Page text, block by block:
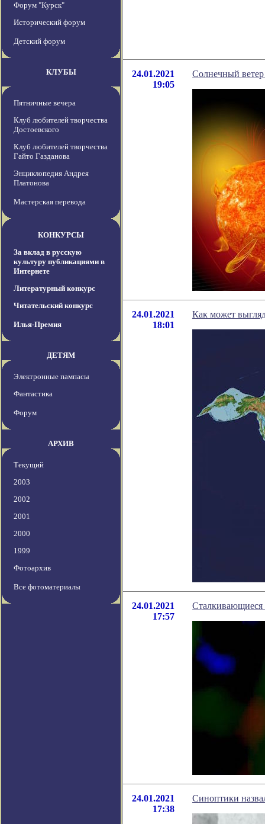
Форум "Курск"
Исторический форум
Детский форум
КЛУБЫ
Пятничные вечера
Клуб любителей творчества
Достоевского
Клуб любителей творчества
Гайто Газданова
Энциклопедия Андрея
Платонова
Мастерская перевода
КОНКУРСЫ
За вклад в русскую
культуру публикациями в
Интернете
Литературный конкурс
Читательский конкурс
Илья-Премия
ДЕТЯМ
Электронные пампасы
Фантастика
Форум
АРХИВ
Текущий
2003
2002
2001
2000
1999
Фотоархив
Все фотоматериалы
24.01.2021
19:05
Солнечный
24.01.2021
18:01
Как может
24.01.2021
17:57
Сталкивающиеся
24.01.2021
17:38
Синоптики